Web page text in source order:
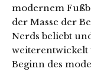
modernem
der Masse der
Nerds beliebt
weiterentwickelt
Beginn des